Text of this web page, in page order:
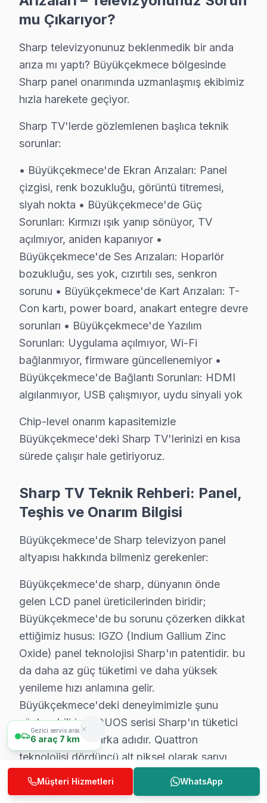
Büyükçekmece'de Sharp LED TV sahiplerine
IGZO/VA Panel ve Ekran Onarımı: Renk
Kart Düzeyinde Tamir: Ana kart, güç kartı ve T-Con
Smart görüntüleme sistemi Platform Sorunları:
Port ve Bağlantı Tamiri: HDMI, USB ve optik ses
» Büyükçekmece genelinde mobil servis ekibimizle
Sharp Servisi Garanti ve Sonrası Destek
Büyükçekmece Sharp ekran tamir garantisi: 15
Sharp işçilik garantisi: Büyükçekmece'de 6 ay —
Sharp parça güvencesi: Büyükçekmece
Sharp'a özgü Optik ses çıkışı arızası arızası dahil
Yazılı taahhüt: Her Büyükçekmece bu TV servis
7/24 bu cihaz Destek Hattı: Büyükçekmece'den
Büyükçekmece Sharp Mevsimsel Servis Verisi
Büyükçekmece'de Sharp panel servis talebinin
E-5 Karayolu ve TEM güzergahındaki trafik
Sharp parça tedariki açısından da
Büyükçekmece Sharp TV Servisi – Sık
Büyükçekmece'de Sharp LED TV müdahale fiyatları
C: Büyükçekmece'de arıza türüne göre değişir:
S: Fabrika Servis Sharp yetkili servisi midir?
S: Büyükçekmece'de orijinal mi yoksa yan sanayi
C: Büyükçekmece servisimizde yalnızca orijinal ve
C: Büyükçekmece'de yazılım ve güç sorunları
C: Evet, Büyükçekmece'de tamamen ücretsizdir. Teklif
S: Büyükçekmece'de kapıya servis geliyor mu?
C: Evet, Büyükçekmece genelinde ücretsiz kapıdan
S: Büyükçekmece'de bu cihaz Smart televizyon
C: Evet; Büyükçekmece servisimizde Android TV,
S: Büyükçekmece'de bu marka televizyon'lerde en
C: Büyükçekmece servisimizde söz konusu model
S: Büyükçekmece'de bu marka AQUOS 4K LC-55-
C: Büyükçekmece'de AQUOS 4K LC-55-65CQ serisi
S: Büyükçekmece'de Sharp panel Smart arayüzü
C: Büyükçekmece servisimize başvurmadan önce
mu Çıkarıyor?
Sharp televizyonunuz beklenmedik bir anda
arıza mı yaptı? Büyükçekmece bölgesinde
Sharp panel onarımında uzmanlaşmış ekibimiz
hızla harekete geçiyor.
Sharp TV'lerde gözlemlenen başlıca teknik
sorunlar:
• Büyükçekmece'de Ekran Arızaları: Panel
çizgisi, renk bozukluğu, görüntü titremesi,
siyah nokta • Büyükçekmece'de Güç
Sorunları: Kırmızı ışık yanıp sönüyor, TV
açılmıyor, aniden kapanıyor •
Büyükçekmece'de Ses Arızaları: Hoparlör
bozukluğu, ses yok, cızırtılı ses, senkron
sorunu • Büyükçekmece'de Kart Arızaları: T-
Con kartı, power board, anakart entegre devre
sorunları • Büyükçekmece'de Yazılım
Sorunları: Uygulama açılmıyor, Wi-Fi
bağlanmıyor, firmware güncellenemiyor •
Büyükçekmece'de Bağlantı Sorunları: HDMI
algılanmıyor, USB çalışmıyor, uydu sinyali yok
Chip-level onarım kapasitemizle
Büyükçekmece'deki Sharp TV'lerinizi en kısa
sürede çalışır hale getiriyoruz.
Sharp TV Teknik Rehberi: Panel,
Teşhis ve Onarım Bilgisi
Büyükçekmece'de Sharp televizyon panel
altyapısı hakkında bilmeniz gerekenler:
Büyükçekmece'de sharp, dünyanın önde
gelen LCD panel üreticilerinden biridir;
Büyükçekmece'de bu sorunu çözerken dikkat
ettiğimiz husus: IGZO (Indium Gallium Zinc
Oxide) panel teknolojisi Sharp'ın patentidir. bu
da daha az güç tüketimi ve daha yüksek
yenileme hızı anlamına gelir.
Büyükçekmece'deki deneyimimizle şunu
söyleyebiliriz: AQUOS serisi Sharp'ın tüketici
ekran hattının marka adıdır. Quattron
teknolojisi dördüncü alt piksel olarak sarıyı
ekler; Büyükçekmece müşterilerimize özellikle
belirttiğimiz nokta: Sharp 8K LCD televizyon
Gezici servis aracımız
6 araç 7 km
Müşteri Hizmetleri WhatsApp